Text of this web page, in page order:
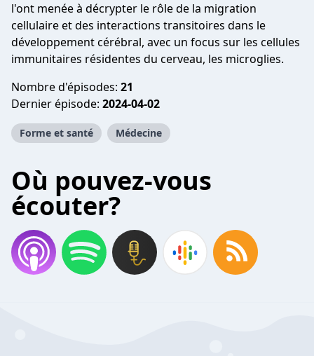
l'ont menée à décrypter le rôle de la migration
cellulaire et des interactions transitoires dans le
développement cérébral, avec un focus sur les cellules
immunitaires résidentes du cerveau, les microglies.
Nombre d'épisodes: 21
Dernier épisode: 2024-04-02
Forme et santé Médecine
Où pouvez-vous
écouter?